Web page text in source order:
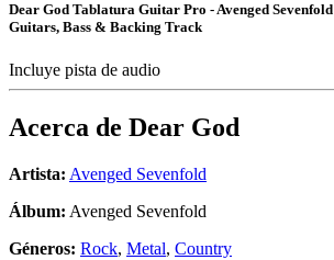
Dear God Tablatura Guitar Pro - Avenged Sevenfold
Guitars, Bass & Backing Track
Incluye pista de audio
Acerca de Dear God
Artista: Avenged Sevenfold
Álbum: Avenged Sevenfold
Géneros: Rock, Metal, Country